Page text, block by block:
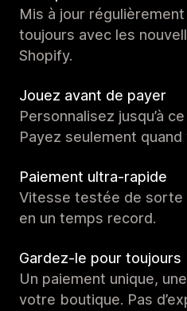
Mis à jour
toujours avec les
Shopify.
Jouez avant de payer
Personnalisez jusqu’à
Payez seulement
Paiement ultra-rapide
Vitesse testée de sorte
en un temps record.
Gardez-le pour toujours
Un paiement unique,
votre boutique. Pas